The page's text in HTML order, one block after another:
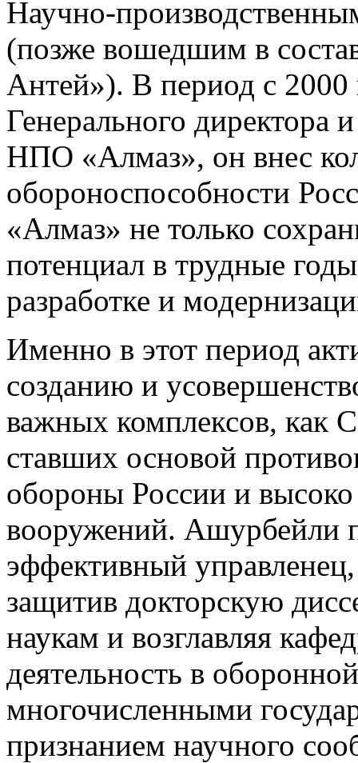
Научно-
(позже вошедшим в
Антей»). В период с 2000
Генерального директора
НПО «Алмаз», он внес
обороноспособности
«Алмаз» не только
потенциал в трудные
разработке и
Именно в этот период
созданию и
важных комплексов, как
ставших основой
обороны России и
вооружений. Ашурбейли
эффективный
защитив докторскую
наукам и возглавляя
деятельность в
многочисленными
признанием научного